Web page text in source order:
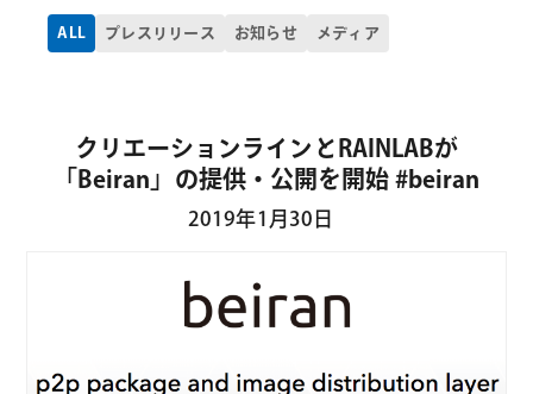
ALL プレスリリース お知らせ メディア
クリエーションラインとRAINLABが
「Beiran」の提供・公開を開始 #beiran
2019年1月30日